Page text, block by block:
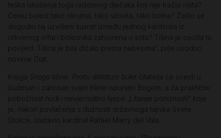
teška iskušenja toga radosnog dječaka koji nije tražio ništa?
Čemu bolest tako okrutna, tako silovita, tako bolna? Zašto se
dogodio taj uzvišeni susret između jednog kardinala iz
crkvenog vrha i bolesnika zatvorena u sobi? Tišina je osolila tu
povijest. Tišina je bila dizalo prema nebesima“, piše uvodno
novinar Diat.
Knjiga Snaga tišine. Protiv diktature buke
čitatelja će uvesti u
čudesan i zanosan svijet tišine ispunjen Bogom, a za praktičnu
pobožnost nudi i nevjerojatno lijepe „Litanije poniznosti“ koje
je, nakon povlačenja s dužnosti državnoga tajnika Svete
Stolice, sastavio kardinal Rafael Marry del Vala.